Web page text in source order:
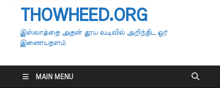
THOWHEED.ORG
இஸ்லாத்தை அதன் தூய வடிவில் அறிந்திட ஓர்
இணையதளம்
MAIN MENU